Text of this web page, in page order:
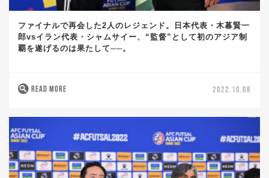
ファイナルで再会した2人のレジェンド。日本代表・木暮賢一
郎vsイラン代表・シャムサイー、“監督”として初のアジア制
覇を遂げるのは果たして──。
READ MORE 2022.10.08